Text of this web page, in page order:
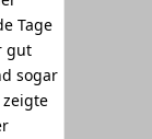
Tage
gut
sogar